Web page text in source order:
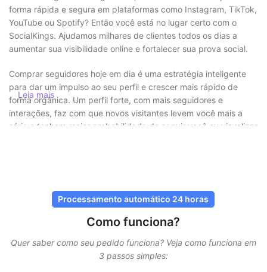
forma rápida e segura em plataformas como Instagram, TikTok,
YouTube ou Spotify? Então você está no lugar certo com o
SocialKings. Ajudamos milhares de clientes todos os dias a
aumentar sua visibilidade online e fortalecer sua prova social.
Comprar seguidores hoje em dia é uma estratégia inteligente
para dar um impulso ao seu perfil e crescer mais rápido de
forma orgânica. Um perfil forte, com mais seguidores e
interações, faz com que novos visitantes levem você mais a
sério e tenham maior probabilidade de seguir você ou visualizar
nunca precisa compartilhar sua senha
entregas são feitas por métodos seguros e comprovados.
Nossos serviços são projetados para parecer o mais natural
Leia mais
Processamento automático 24 horas
Como funciona?
Quer saber como seu pedido funciona? Veja como funciona em
3 passos simples: